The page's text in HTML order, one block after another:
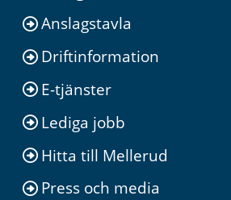
Anslagstavla
Driftinformation
E-tjänster
Lediga jobb
Hitta till Mellerud
Press och media